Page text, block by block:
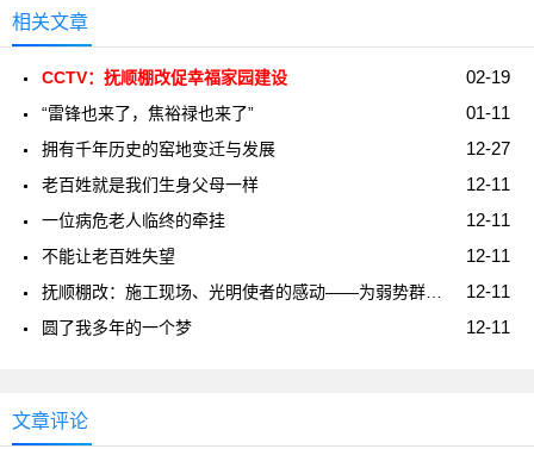
相关文章
02-19
CCTV：抚顺棚改促幸福家园建设
01-11
“雷锋也来了，焦裕禄也来了”
12-27
拥有千年历史的窑地变迁与发展
12-11
老百姓就是我们生身父母一样
12-11
一位病危老人临终的牵挂
12-11
不能让老百姓失望
12-11
12-11
圆了我多年的一个梦
文章评论